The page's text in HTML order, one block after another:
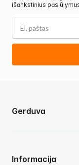
Gerduva
Informacija
išankstinius